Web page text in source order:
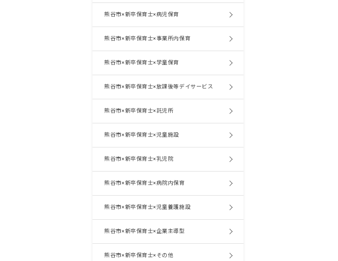
熊谷市×新卒保育士×病児保育
熊谷市×新卒保育士×事業所内保育
熊谷市×新卒保育士×学童保育
熊谷市×新卒保育士×放課後等デイサービス
熊谷市×新卒保育士×託児所
熊谷市×新卒保育士×児童施設
熊谷市×新卒保育士×乳児院
熊谷市×新卒保育士×病院内保育
熊谷市×新卒保育士×児童養護施設
熊谷市×新卒保育士×企業主導型
熊谷市×新卒保育士×その他